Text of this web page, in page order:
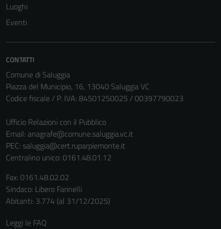
Luoghi
Eventi
CONTATTI
Comune di Saluggia
Piazza del Municipio, 16, 13040 Saluggia VC
Codice fiscale / P. IVA: 84501250025 / 00397790023
Ufficio Relazioni con il Pubblico
Email: anagrafe@comune.saluggia.vc.it
PEC: saluggia@cert.ruparpiemonte.it
Centralino unico: 0161.48.01.12
Fax: 0161.48.02.02
Sindaco: Libero Farinelli
Abitanti: 3.774 (al 31/12/2025)
Leggi le FAQ
informazioni
personali.